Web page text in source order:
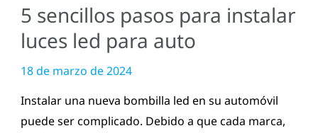
5 sencillos pasos para instalar
luces led para auto
18 de marzo de 2024
Instalar una nueva bombilla led en su automóvil
puede ser complicado. Debido a que cada marca,
auto